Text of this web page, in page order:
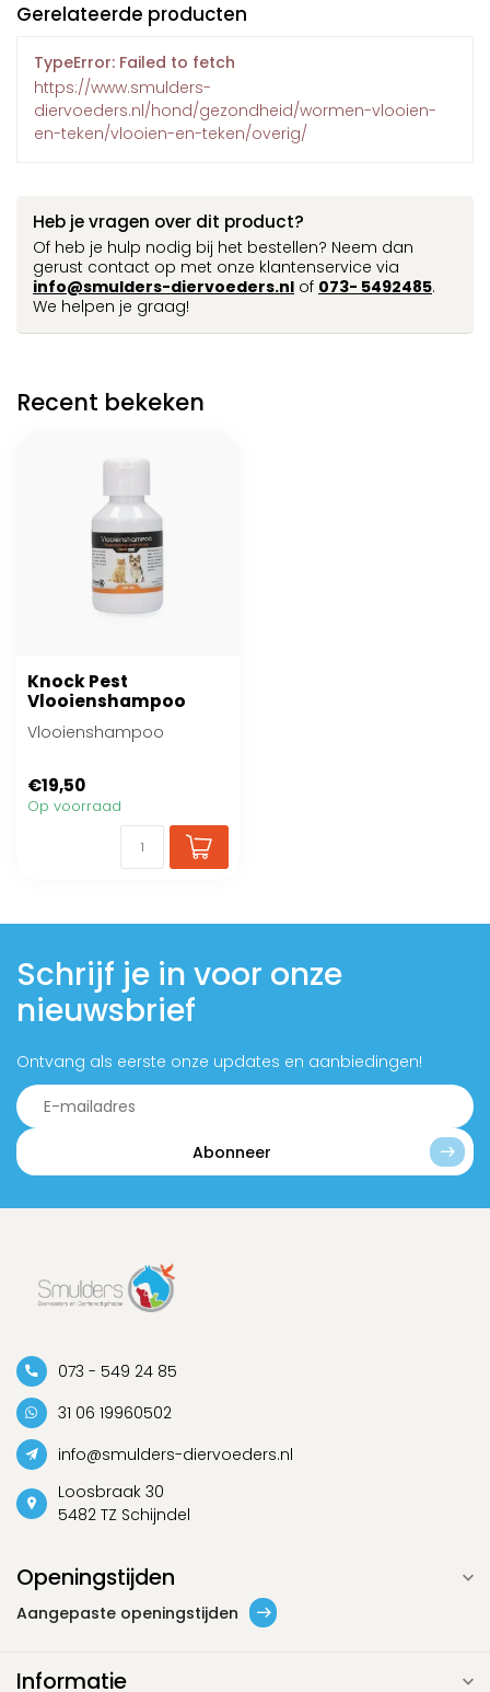
Gerelateerde producten
TypeError: Failed to fetch
https://www.smulders-
diervoeders.nl/hond/gezondheid/wormen-vlooien-
en-teken/vlooien-en-teken/overig/
Heb je vragen over dit product?
Of heb je hulp nodig bij het bestellen? Neem dan
gerust contact op met onze klantenservice via
info@smulders-diervoeders.nl of 073- 5492485.
We helpen je graag!
Recent bekeken
Knock Pest
Vlooienshampoo
Vlooienshampoo
€19,50
Op voorraad
Schrijf je in voor onze
nieuwsbrief
Ontvang als eerste onze updates en aanbiedingen!
Abonneer
073 - 549 24 85
31 06 19960502
info@smulders-diervoeders.nl
Loosbraak 30
5482 TZ Schijndel
Openingstijden
Aangepaste openingstijden
Informatie